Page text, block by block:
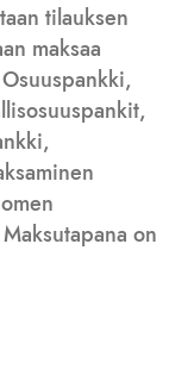
tilauksen
maksaa
on